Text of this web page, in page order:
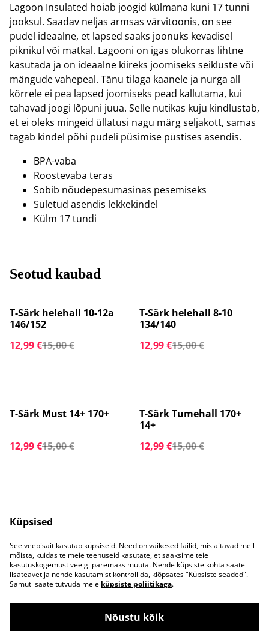
Lagoon Insulated hoiab joogid külmana kuni 17 tunni
jooksul. Saadav neljas armsas värvitoonis, on see
pudel ideaalne, et lapsed saaks joonuks kevadisel
piknikul või matkal. Lagooni on igas olukorras lihtne
kasutada ja on ideaalne kiireks joomiseks seikluste või
mängude vahepeal. Tänu tilaga kaanele ja nurga all
kõrrele ei pea lapsed joomiseks pead kallutama, kui
tahavad joogi lõpuni juua. Selle nutikas kuju kindlustab,
et ei oleks mingeid üllatusi nagu märg seljakott, samas
tagab kindel põhi pudeli püsimise püstises asendis.
BPA-vaba
Roostevaba teras
Sobib nõudepesumasinas pesemiseks
Suletud asendis lekkekindel
Külm 17 tundi
Seotud kaubad
%
T-Särk helehall 10-12a
146/152
12,99 €15,00 €
%
T-Särk helehall 8-10
134/140
12,99 €15,00 €
%
T-Särk Must 14+ 170+
12,99 €15,00 €
%
T-Särk Tumehall 170+
14+
12,99 €15,00 €
Võta meiega
ühendust
Juriidilised
tingimused
Privaatsuspoliitika
Küpsisepoliitika
Küpsised
See veebisait kasutab küpsiseid. Need on väikesed failid, mis aitavad meil
mõista, kuidas te meie teenuseid kasutate, et saaksime teie
kasutuskogemust veelgi paremaks muuta. Nende küpsiste kohta saate
lisateavet ja nende kasutamist kontrollida, klõpsates "Küpsiste seaded".
Samuti saate tutvuda meie küpsiste poliitikaga.
Nõustu kõik